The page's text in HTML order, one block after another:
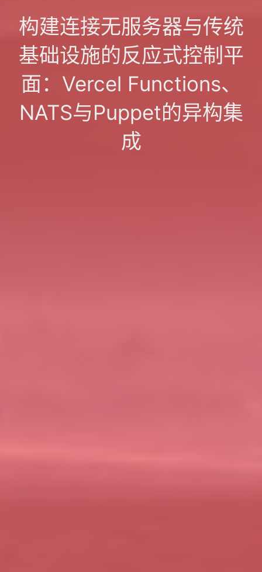
构建连接无服务器与传统
基础设施的反应式控制平
面：Vercel Functions、
NATS与Puppet的异构集
成